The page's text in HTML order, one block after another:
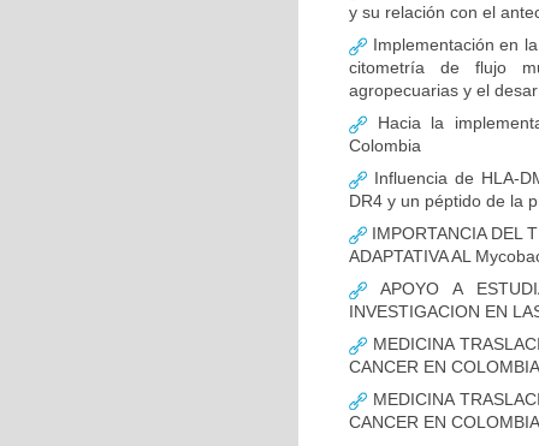
y su relación con el
Implementación en
citometría de flujo
agropecuarias y el
Hacia la
Colombia
Influencia de HLA-
DR4 y un péptido de la
IMPORTANCIA DEL
ADAPTATIVA AL
APOYO A
INVESTIGACION EN
MEDICINA
CANCER EN COLOMBIA
MEDICINA
CANCER EN COLOMBIA